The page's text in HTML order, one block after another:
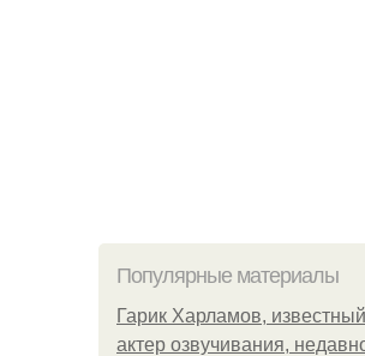
Популярные материалы
Гарик Харламов,
актер озвучивания,